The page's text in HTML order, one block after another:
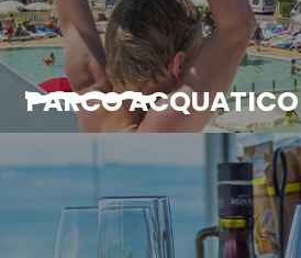
PARCO ACQUATICO